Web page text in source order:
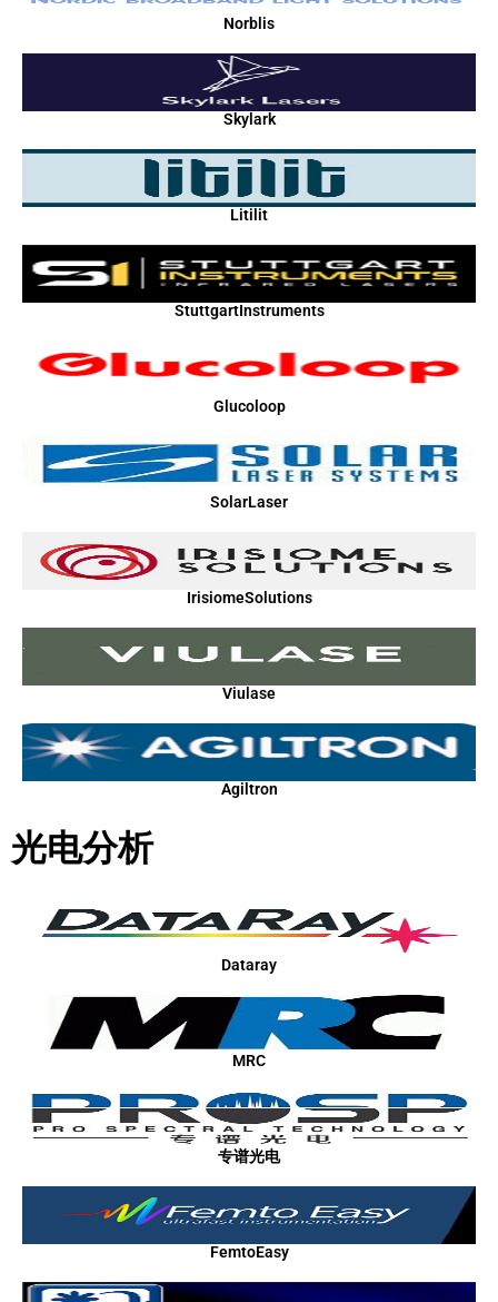
Norblis
Skylark
Litilit
StuttgartInstruments
Glucoloop
SolarLaser
IrisiomeSolutions
Viulase
Agiltron
光电分析
Dataray
MRC
专谱光电
FemtoEasy